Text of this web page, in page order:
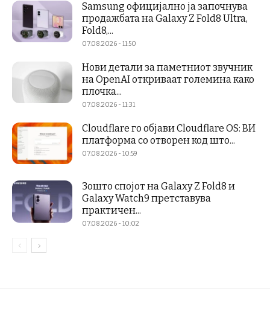
Samsung официјално ја започнува
продажбата на Galaxy Z Fold8 Ultra,
Fold8,...
07.08.2026 - 11:50
Нови детали за паметниот звучник
на OpenAI откриваат големина како
плочка...
07.08.2026 - 11:31
Cloudflare го објави Cloudflare OS: ВИ
платформа со отворен код што...
07.08.2026 - 10:59
Зошто спојот на Galaxy Z Fold8 и
Galaxy Watch9 претставува
практичен...
07.08.2026 - 10:02